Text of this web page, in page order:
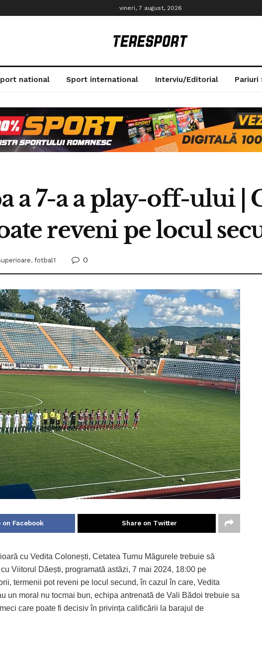
vineri, 7 august, 2026
national Sport international Interviu/Editorial Pariuri
a 7-a a play-off-ului |
reveni pe locul
, fotbal1 0
on Facebook Share on Twitter
cu Vedita Colonești, Cetatea Turnu Măgurele trebuie să
Viitorul Dăești, programată astăzi, 7 mai 2024, 18:00 pe
termenii pot reveni pe locul secund, în cazul în care, Vedita
un moral nu tocmai bun, echipa antrenată de Vali Bădoi trebuie sa
care poate fi decisiv în privința calificării la barajul de